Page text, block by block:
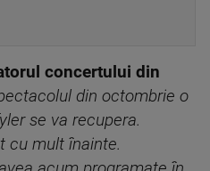
concertului din
din octombrie o
se va recupera.
cu mult înainte.